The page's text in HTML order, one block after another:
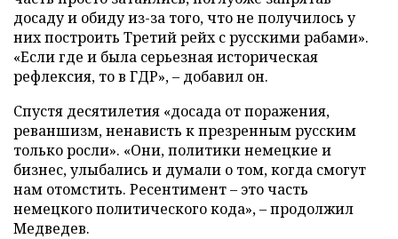
досаду и обиду из-за того, что не получилось у
них построить Третий рейх с русскими рабами».
«Если где и была серьезная историческая
рефлексия, то в ГДР», – добавил он.
Спустя десятилетия «досада от поражения,
реваншизм, ненависть к презренным русским
только росли». «Они, политики немецкие и
бизнес, улыбались и думали о том, когда смогут
нам отомстить. Ресентимент – это часть
немецкого политического кода», – продолжил
Медведев.